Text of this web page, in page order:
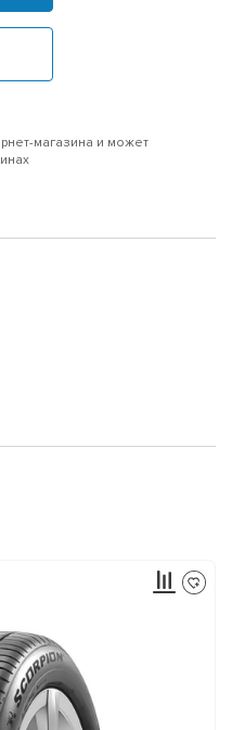
магазина и может